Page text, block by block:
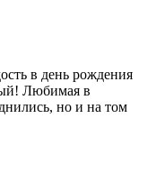
в день рождения
Любимая в
но и на том